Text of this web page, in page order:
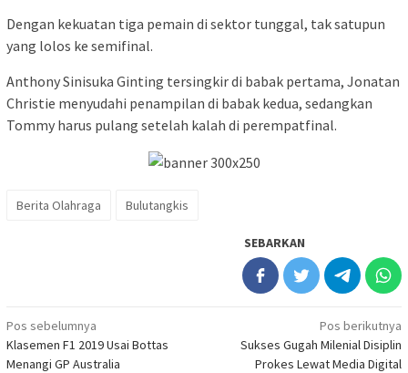
Dengan kekuatan tiga pemain di sektor tunggal, tak satupun
yang lolos ke semifinal.
Anthony Sinisuka Ginting tersingkir di babak pertama, Jonatan
Christie menyudahi penampilan di babak kedua, sedangkan
Tommy harus pulang setelah kalah di perempatfinal.
Berita Olahraga Bulutangkis
SEBARKAN
Navigasi
pos
Pos sebelumnya
Klasemen F1 2019 Usai Bottas
Menangi GP Australia
Pos berikutnya
Sukses Gugah Milenial Disiplin
Prokes Lewat Media Digital